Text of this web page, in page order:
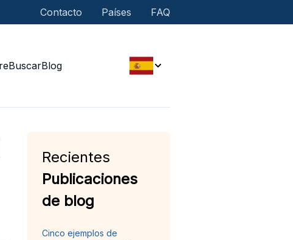
Contacto Países FAQ
BuscarBlog
Recientes
Publicaciones
de blog
Cinco ejemplos de